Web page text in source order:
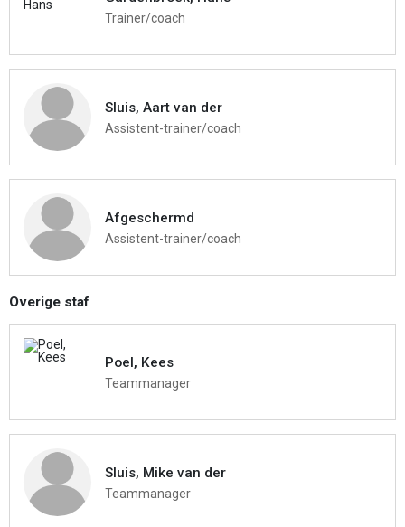
Trainer/coach
Sluis, Aart van der
Assistent-trainer/coach
Afgeschermd
Assistent-trainer/coach
Overige staf
Poel, Kees
Teammanager
Sluis, Mike van der
Teammanager